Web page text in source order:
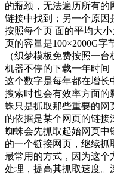
的瓶颈，无法遍历所有的
链接中找到；另一个原因
按照每个页 面的平均大
页的容量是100×2000G
（织梦模板免费按照一
机器不停的下载一年时间
这个数字是每年都在增长
搜索时也会有效率方面的
蛛只是抓取那些重要的网
的依据是某个网页的链接
蜘蛛会先抓取起始网页中
的一个链接网页，继续抓
最常用的方式，因为这个
处理，提高其抓取速度。